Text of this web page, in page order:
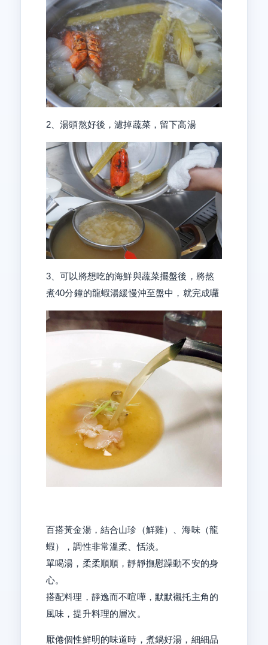
2、湯頭熬好後，濾掉蔬菜，留下高湯
3、可以將想吃的海鮮與蔬菜擺盤後，將熬
煮40分鐘的龍蝦湯緩慢沖至盤中，就完成囉
百搭黃金湯，結合山珍（鮮雞）、海味（龍
蝦），調性非常溫柔、恬淡。
單喝湯，柔柔順順，靜靜撫慰躁動不安的身
心。
搭配料理，靜逸而不喧嘩，默默襯托主角的
風味，提升料理的層次。
厭倦個性鮮明的味道時，煮鍋好湯，細細品